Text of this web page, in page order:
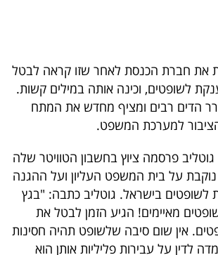
את חברת הכנסת לאחר שזו קראה לבטל
לשופטים, וכינה אותה במילים קשות.
הדים רבים ומציף מחדש את המתח
הציבור למערכת המשפט.
פרסמה ציוץ בחשבון הטוויטר שלה
על בית המשפט העליון ועל ההגנה
בישראל. גוטליב כתבה: "בגץ
מאיימים! הגיע הזמן לבטל את
אין שום סיבה שלשופט תהיה חסינות
לדין על עבירות פליליות אותן הוא